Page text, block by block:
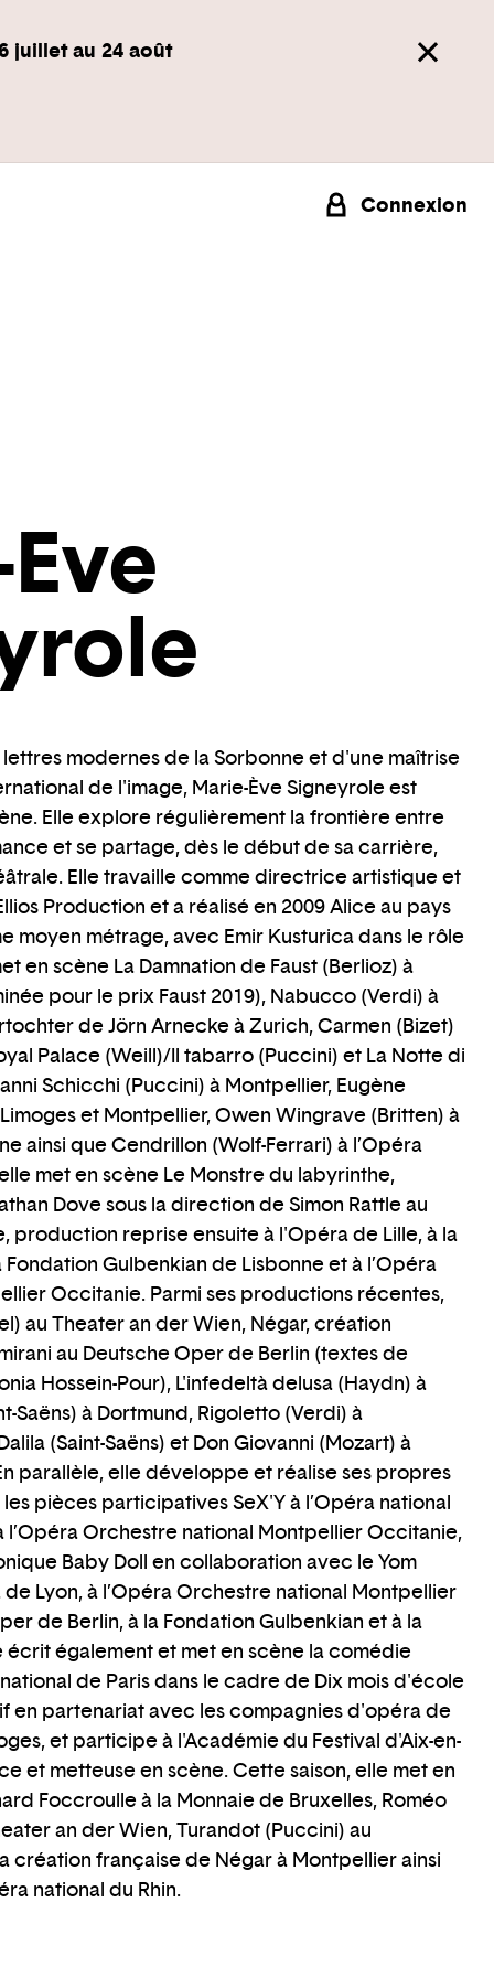
juillet au 24 août
Connexion
modernes de la Sorbonne et d'une maîtrise
de l'image, Marie-Ève Signeyrole est
Elle explore régulièrement la frontière entre
et se partage, dès le début de sa carrière,
Elle travaille comme directrice artistique et
Production et a réalisé en 2009 Alice au pays
moyen métrage, avec Emir Kusturica dans le rôle
en scène La Damnation de Faust (Berlioz) à
pour le prix Faust 2019), Nabucco (Verdi) à
de Jörn Arnecke à Zurich, Carmen (Bizet)
Palace (Weill)/Il tabarro (Puccini) et La Notte di
Schicchi (Puccini) à Montpellier, Eugène
et Montpellier, Owen Wingrave (Britten) à
ainsi que Cendrillon (Wolf-Ferrari) à l’Opéra
met en scène Le Monstre du labyrinthe,
Dove sous la direction de Simon Rattle au
production reprise ensuite à l'Opéra de Lille, à la
Fondation Gulbenkian de Lisbonne et à l’Opéra
Occitanie. Parmi ses productions récentes,
au Theater an der Wien, Négar, création
au Deutsche Oper de Berlin (textes de
Hossein-Pour), L'infedeltà delusa (Haydn) à
Saëns) à Dortmund, Rigoletto (Verdi) à
(Saint-Saëns) et Don Giovanni (Mozart) à
parallèle, elle développe et réalise ses propres
pièces participatives SeX'Y à l’Opéra national
l’Opéra Orchestre national Montpellier Occitanie,
Baby Doll en collaboration avec le Yom
Lyon, à l’Opéra Orchestre national Montpellier
de Berlin, à la Fondation Gulbenkian et à la
écrit également et met en scène la comédie
de Paris dans le cadre de Dix mois d'école
en partenariat avec les compagnies d'opéra de
et participe à l'Académie du Festival d'Aix-en-
et metteuse en scène. Cette saison, elle met en
Foccroulle à la Monnaie de Bruxelles, Roméo
an der Wien, Turandot (Puccini) au
création française de Négar à Montpellier ainsi
national du Rhin.